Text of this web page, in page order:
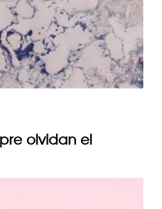
olvidan el